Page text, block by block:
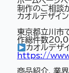
制作のご相談
カオルデザイ
東京都立川市
作総件数
カオルデザ
https://
商品紹介、業